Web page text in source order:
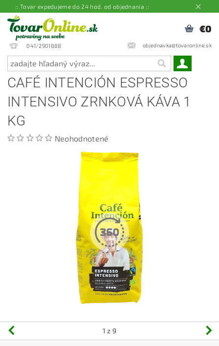
:: Tovar expedujeme do 24 hod. od objednania ::
041/2901888 objednavka@tovaronline.sk
€0
CAFÉ INTENCIÓN ESPRESSO
INTENSIVO ZRNKOVÁ KÁVA 1
KG
Neohodnotené
1 z 9